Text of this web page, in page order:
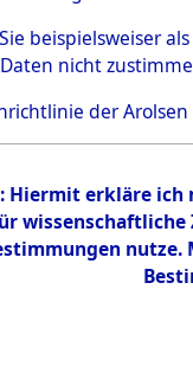
beispielsweiser
nicht
der Arolsen
erkläre ich